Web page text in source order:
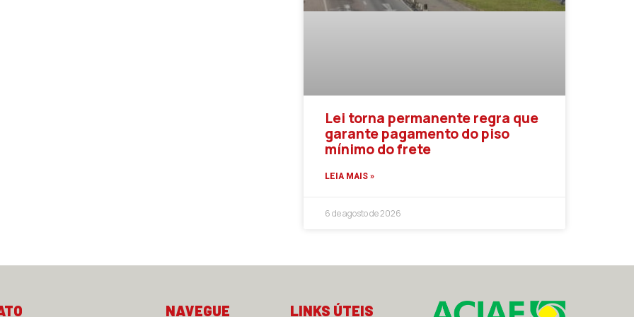
Lei torna permanente regra que
garante pagamento do piso
mínimo do frete
LEIA MAIS »
6 de agosto de 2026
NAVEGUE LINKS ÚTEIS